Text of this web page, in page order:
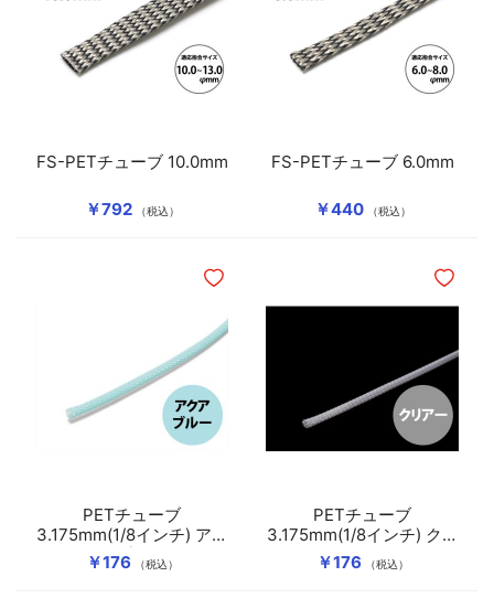
￥792 （税込）
FS-PETチューブ 10.0mm
￥440 （税込）
FS-PETチューブ 6.0mm
￥176 （税込）
PETチューブ
3.175mm(1/8インチ) アク
アブルー
ほしいものリストに追加
￥176 （税込）
PETチューブ
3.175mm(1/8インチ) クリ
アー
ほしい